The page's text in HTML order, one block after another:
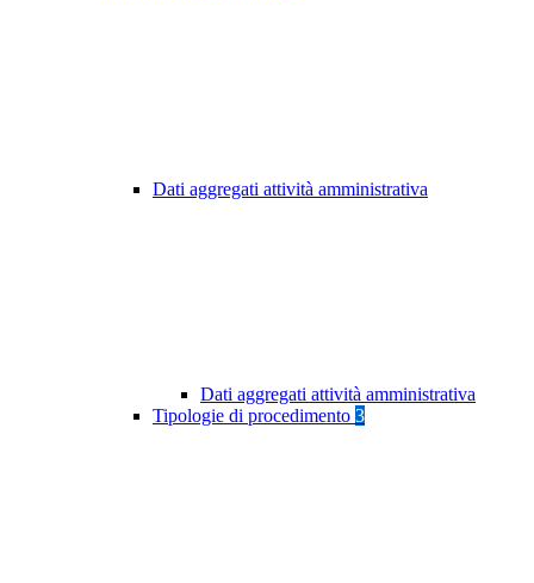
Dati aggregati attività amministrativa
Dati aggregati attività amministrativa
Tipologie di procedimento 3